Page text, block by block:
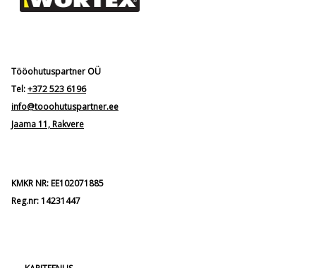
Tööohutuspartner OÜ
Tel:+372 523 6196
info@tooohutuspartner.ee
Jaama 11, Rakvere
KMKR NR: EE102071885
Reg.nr: 14231447